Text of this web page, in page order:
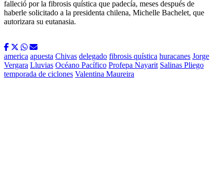
falleció por la fibrosis quística que padecía, meses después de
haberle solicitado a la presidenta chilena, Michelle Bachelet, que
autorizara su eutanasia.
america apuesta Chivas delegado fibrosis quística huracanes Jorge
Vergara Lluvias Océano Pacífico Profepa Nayarit Salinas Pliego
temporada de ciclones Valentina Maureira